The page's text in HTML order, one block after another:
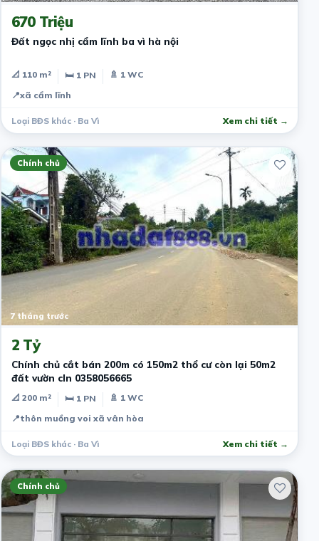
670 Triệu
Đất ngọc nhị cẩm lĩnh ba vì hà nội
📐 110 m² 🛏 1 PN
🚿 1 WC
📍xã cẩm lĩnh
Loại BĐS khác · Ba Vì Xem chi tiết →
Chính chủ
7 tháng trước
2 Tỷ
Chính chủ cắt bán 200m có 150m2 thổ cư còn lại 50m2
đất vườn cln 0358056665
📐 200 m² 🛏 1 PN
🚿 1 WC
📍thôn muồng voi xã vân hòa
Loại BĐS khác · Ba Vì Xem chi tiết →
Chính chủ